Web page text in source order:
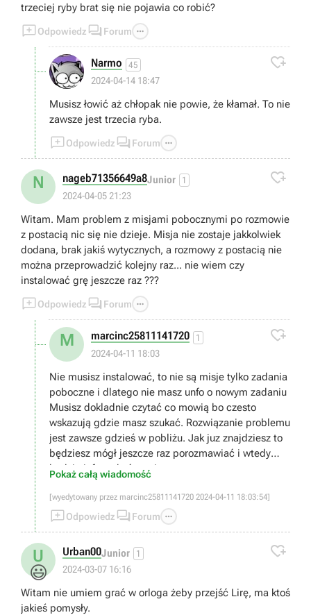
trzeciej ryby brat się nie pojawia co robić?
Odpowiedz  Forum 
Narmo 45
2024-04-14 18:47

Musisz łowić aż chłopak nie powie, że kłamał. To nie
zawsze jest trzecia ryba.
Odpowiedz  Forum 
N nageb71356649a8Junior 1
2024-04-05 21:23

Witam. Mam problem z misjami pobocznymi po rozmowie
z postacią nic się nie dzieje. Misja nie zostaje jakkolwiek
dodana, brak jakiś wytycznych, a rozmowy z postacią nie
można przeprowadzić kolejny raz... nie wiem czy
instalować grę jeszcze raz ???
Odpowiedz  Forum 
M marcinc25811141720 1
2024-04-11 18:03

Nie musisz instalować, to nie są misje tylko zadania
poboczne i dlatego nie masz unfo o nowym zadaniu
Musisz dokladnie czytać co mowią bo czesto
wskazują gdzie masz szukać. Rozwiązanie problemu
jest zawsze gdzieś w pobliżu. Jak juz znajdziesz to
będziesz mógł jeszcze raz porozmawiać i wtedy
będzie info o ukończeniu.
Pokaż całą wiadomość
[wyedytowany przez marcinc25811141720 2024-04-11 18:03:54]
Odpowiedz  Forum 
U
😃
Urban00Junior 1
2024-03-07 16:16

Witam nie umiem grać w orloga żeby przejść Lirę, ma ktoś
jakieś pomysły.